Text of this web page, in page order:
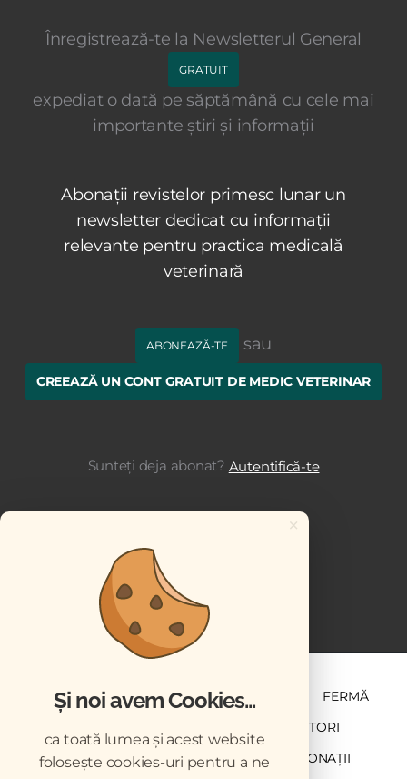
Înregistrează-te la Newsletterul General
GRATUIT
expediat o dată pe săptămână cu cele mai
importante știri și informații
Abonații revistelor primesc lunar un
newsletter dedicat cu informații
relevante pentru practica medicală
veterinară
ABONEAZĂ-TE sau
CREEAZĂ UN CONT GRATUIT DE MEDIC VETERINAR
Sunteți deja abonat? Autentifică-te
ȘTIINȚĂ ȘI PRACTICĂ BUSINESS FERMĂ
CONTRIBUTORI
DESCĂRCĂRI ACREDITARE CMVRO DONAȚII
×
Și noi avem Cookies...
ca toată lumea și acest website
folosește cookies-uri pentru a ne